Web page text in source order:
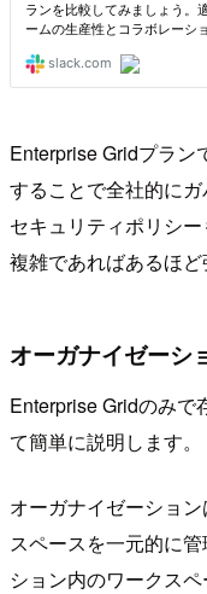
Enterprise Gridプラン
することで全社的にガ
セキュリティポリシ
複雑であればあるほど
オーガナイゼーシ
Enterprise Gridのみで
て簡単に説明します。
オーガナイゼーショ
スペースを一元的に
ション内のワークス